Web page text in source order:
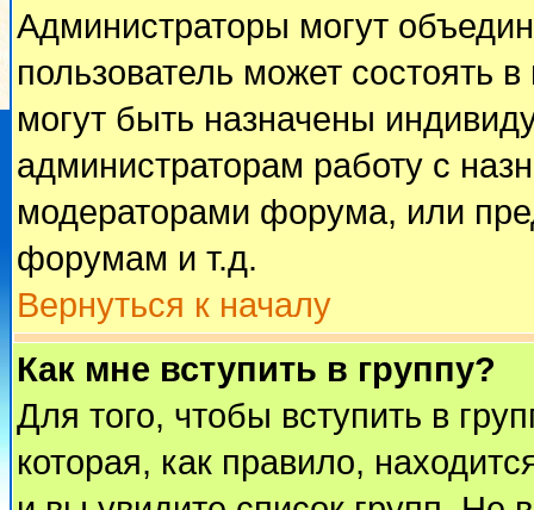
Администраторы могут
пользователь может состоять
могут быть назначены
администраторам работу с
модераторами форума, или
форумам и т.д.
Вернуться к началу
Как мне вступить в группу?
Для того, чтобы вступить в
которая, как правило,